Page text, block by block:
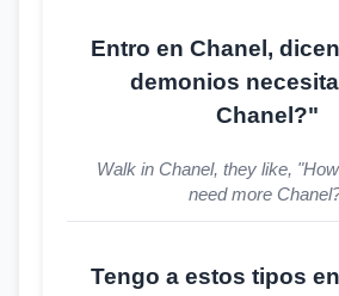
Entro en Chanel,
demonios
Chanel?"
Walk in Chanel, they like,
need more
Tengo a estos tipos